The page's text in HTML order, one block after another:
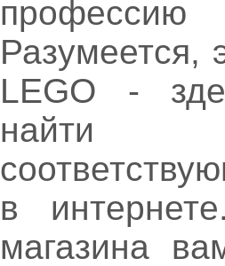
Разумеется,
LEGO -
найти
в
магазина